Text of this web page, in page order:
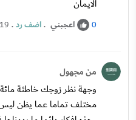
الايمان
0 اعجبني .اضف رد.
من مجهول
وجهة نظر زوجك خاطئة مائة
مختلف تماما عما يظن